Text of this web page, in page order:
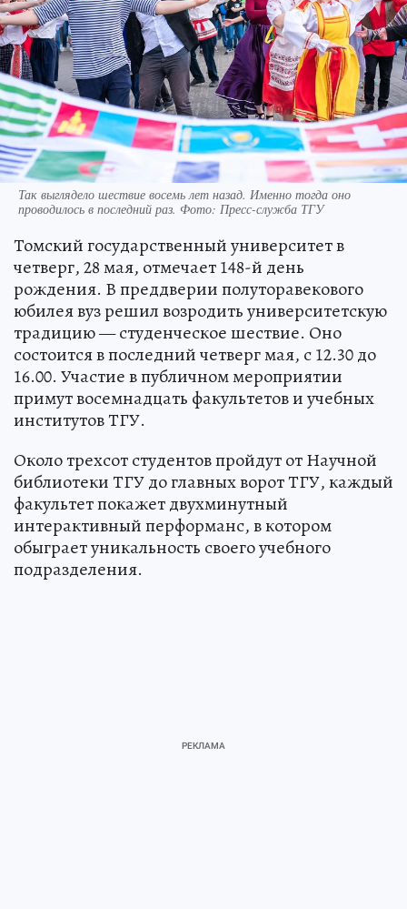
Так выглядело шествие восемь лет назад. Именно тогда оно
проводилось в последний раз. Фото: Пресс-служба ТГУ
Томский государственный университет в
четверг, 28 мая, отмечает 148-й день
рождения. В преддверии полуторавекового
юбилея вуз решил возродить университетскую
традицию — студенческое шествие. Оно
состоится в последний четверг мая, с 12.30 до
16.00. Участие в публичном мероприятии
примут восемнадцать факультетов и учебных
институтов ТГУ.
Около трехсот студентов пройдут от Научной
библиотеки ТГУ до главных ворот ТГУ, каждый
факультет покажет двухминутный
интерактивный перформанс, в котором
обыграет уникальность своего учебного
подразделения.